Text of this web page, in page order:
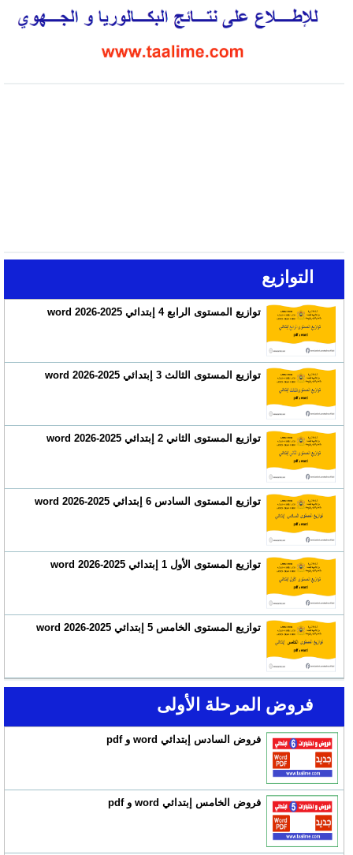
التوازيع
توازيع المستوى الرابع 4 إبتدائي 2025-2026 word
توازيع المستوى الثالث 3 إبتدائي 2025-2026 word
توازيع المستوى الثاني 2 إبتدائي 2025-2026 word
توازيع المستوى السادس 6 إبتدائي 2025-2026 word
توازيع المستوى الأول 1 إبتدائي 2025-2026 word
توازيع المستوى الخامس 5 إبتدائي 2025-2026 word
فروض المرحلة الأولى
فروض السادس إبتدائي word و pdf
فروض الخامس إبتدائي word و pdf